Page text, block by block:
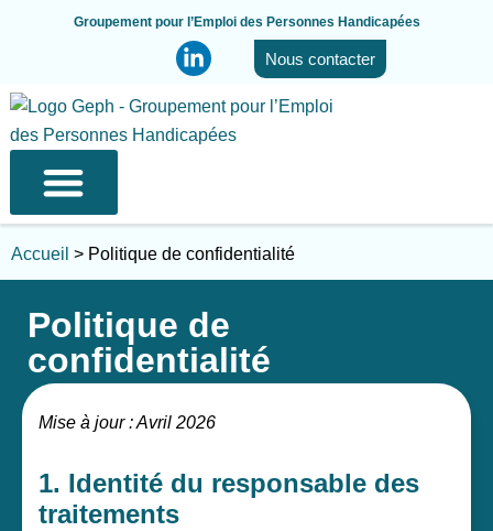
Groupement pour l’Emploi des Personnes Handicapées
Nous contacter
Accueil > Politique de confidentialité
Politique de
confidentialité
Mise à jour : Avril 2026
1. Identité du responsable des
traitements